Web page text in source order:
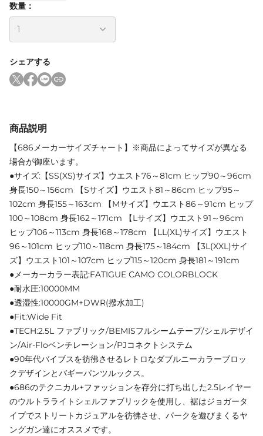
数量：
シェアする
商品説明
【686メーカーサイズチャート】※商品によってサイズが異なる
場合が御座います。
●サイズ:【SS(XS)サイズ】ウエスト76～81cm ヒップ90～96cm
身長150～156cm 【Sサイズ】ウエスト81～86cm ヒップ95～
102cm 身長155～163cm 【Mサイズ】ウエスト86～91cm ヒップ
100～108cm 身長162～171cm 【Lサイズ】ウエスト91～96cm
ヒップ106～113cm 身長168～178cm 【LL(XL)サイズ】ウエスト
96～101cm ヒップ110～118cm 身長175～184cm 【3L(XXL)サイ
ズ】ウエスト101～107cm ヒップ115～120cm 身長181～191cm
●メーカーカラー表記:FATIGUE CAMO COLORBLOCK
●耐水圧:10000MM
●透湿性:10000GM+DWR(撥水加工)
●Fit:Wide Fit
●TECH:2.5L ファブリック/BEMISフルシームテープ/シェルデザイ
ン/Air-Floベンチレーション/PJコネクトシステム
●90年代バイブスを彷彿させるレトロなダブルニーカラーブロッ
クデザインとバギーパンツルックス。
●686のテクニカル+ファッションを存分に打ち出した2.5レイヤー
のウルトラライトシェルファブリックを使用し、裾はジョガータ
イプでストリートカジュアルを彷彿させ、パークを遊びまくるヤ
ングガン達にオススメです。